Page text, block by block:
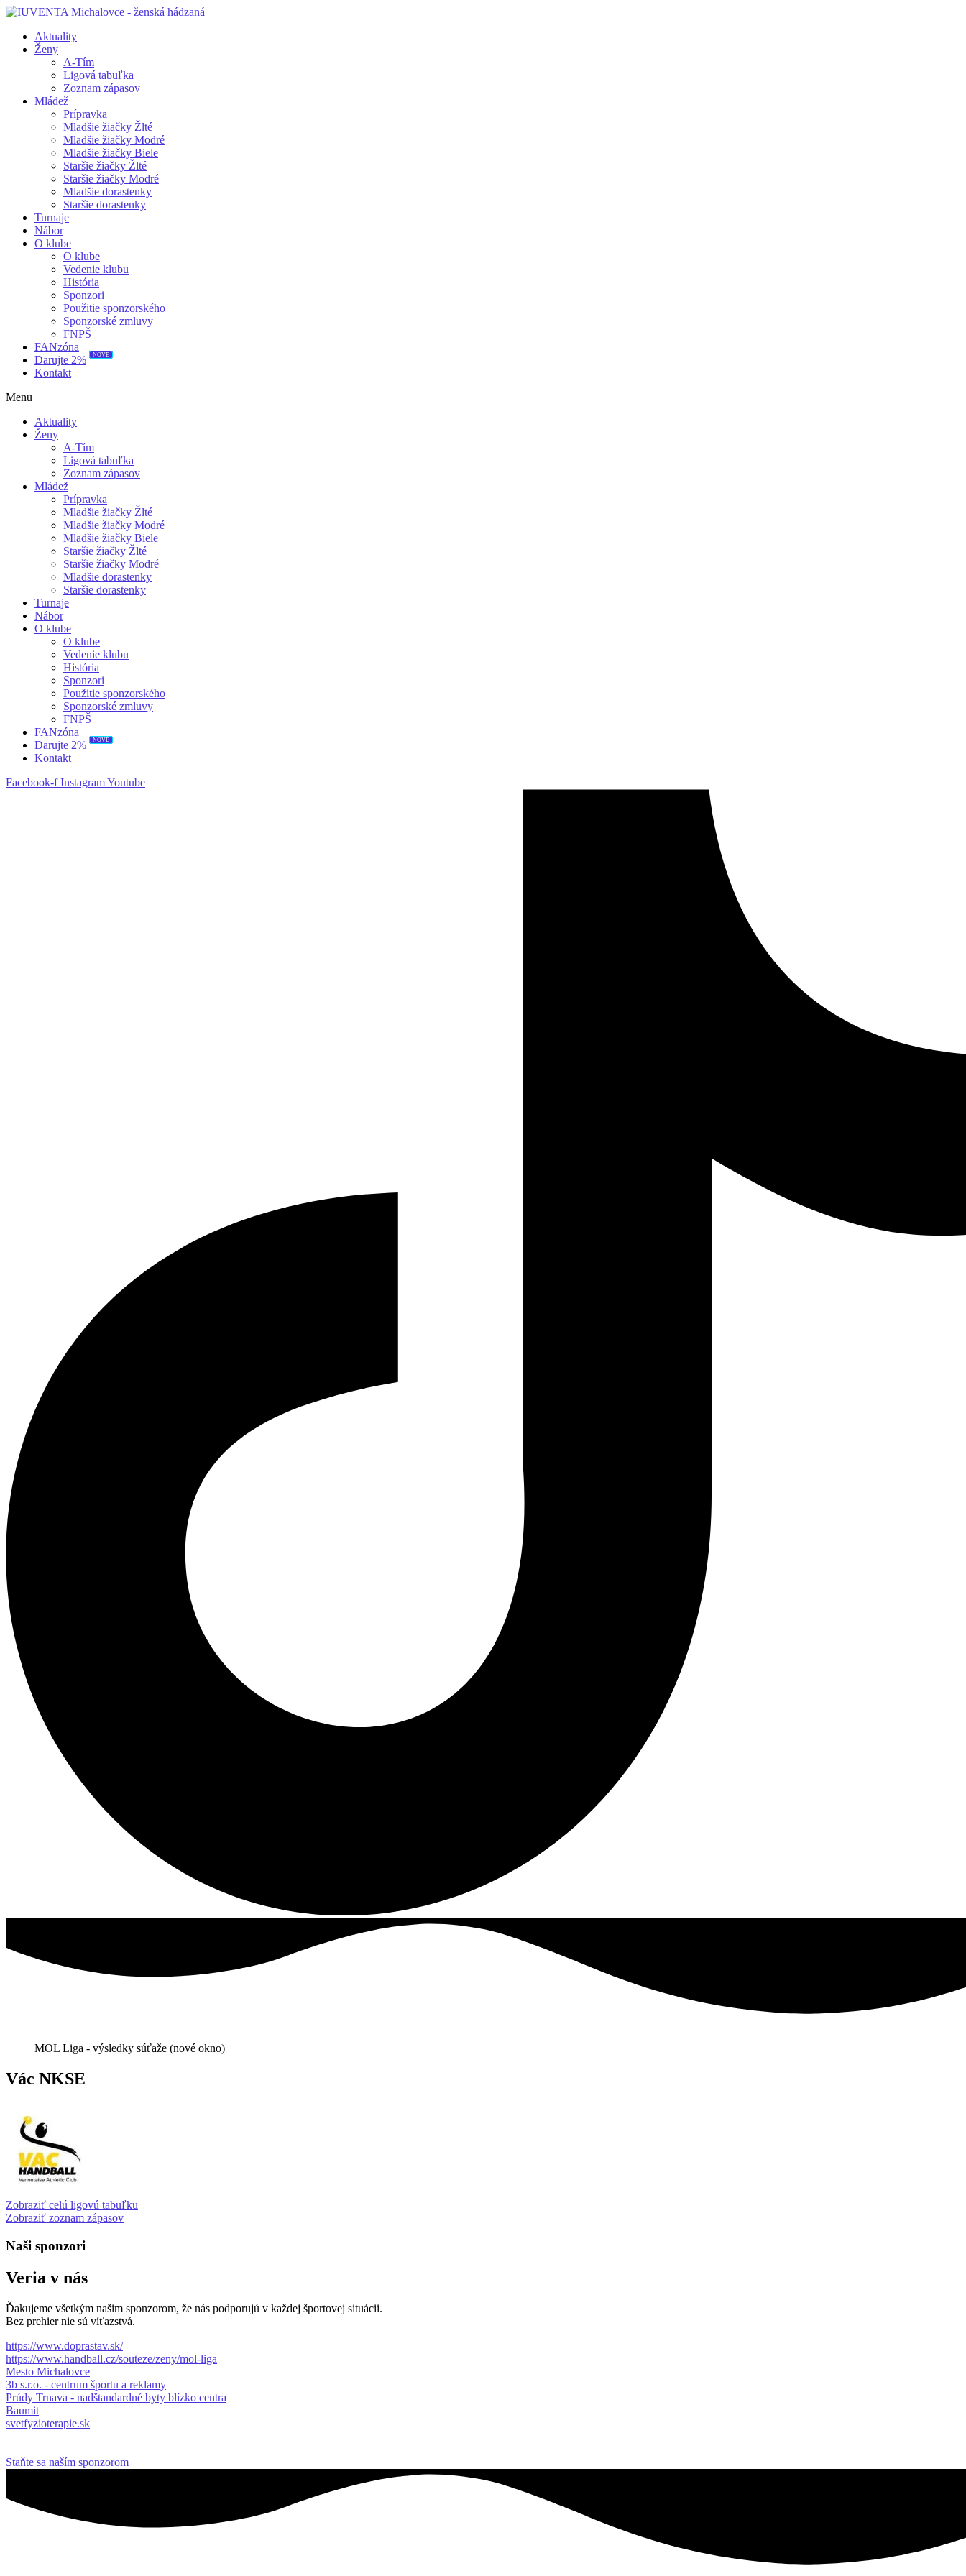
Aktuality
Ženy
A-Tím
Ligová tabuľka
Zoznam zápasov
Mládež
Prípravka
Mladšie žiačky Žlté
Mladšie žiačky Modré
Mladšie žiačky Biele
Staršie žiačky Žlté
Staršie žiačky Modré
Mladšie dorastenky
Staršie dorastenky
Turnaje
Nábor
O klube
O klube
Vedenie klubu
História
Sponzori
Použitie sponzorského
Sponzorské zmluvy
FNPŠ
FANzóna
Darujte 2%
NOVÉ
Kontakt
Menu
Aktuality
Ženy
A-Tím
Ligová tabuľka
Zoznam zápasov
Mládež
Prípravka
Mladšie žiačky Žlté
Mladšie žiačky Modré
Mladšie žiačky Biele
Staršie žiačky Žlté
Staršie žiačky Modré
Mladšie dorastenky
Staršie dorastenky
Turnaje
Nábor
O klube
O klube
Vedenie klubu
História
Sponzori
Použitie sponzorského
Sponzorské zmluvy
FNPŠ
FANzóna
Darujte 2%
NOVÉ
Kontakt
Facebook-f InstagramYoutube
MOL Liga - výsledky súťaže (nové okno)
Vác NKSE
Zobraziť celú ligovú tabuľku
Zobraziť zoznam zápasov
Naši sponzori
Veria v nás
Ďakujeme všetkým našim sponzorom, že nás podporujú v každej športovej situácii.
Bez prehier nie sú víťazstvá.
https://www.doprastav.sk/
https://www.handball.cz/souteze/zeny/mol-liga
Mesto Michalovce
3b s.r.o. - centrum športu a reklamy
Prúdy Trnava - nadštandardné byty blízko centra
Baumit
svetfyzioterapie.sk
Staňte sa naším sponzorom